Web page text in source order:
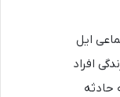
ایل
افراد